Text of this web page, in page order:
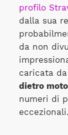
profilo
dalla sua
da non
caricata
dietro
numeri di
eccezionali.